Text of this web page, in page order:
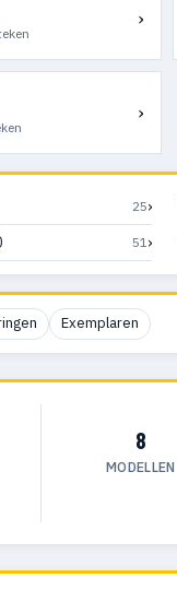
›
›
25›
51›
Exemplaren
8
MODELLEN